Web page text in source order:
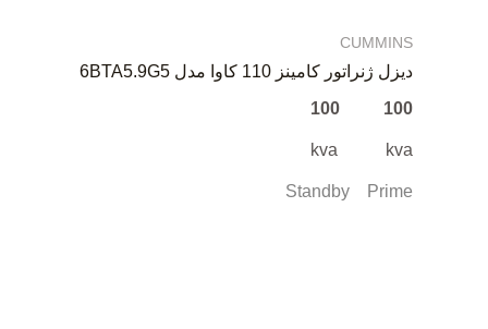
CUMMINS
دیزل ژنراتور کامینز 110 کاوا مدل 6BTA5.9G5
100 100
kva kva
Standby Prime